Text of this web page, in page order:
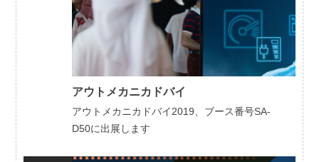
アウトメカニカドバイ
アウトメカニカドバイ2019、ブース番号SA-
D50に出展します